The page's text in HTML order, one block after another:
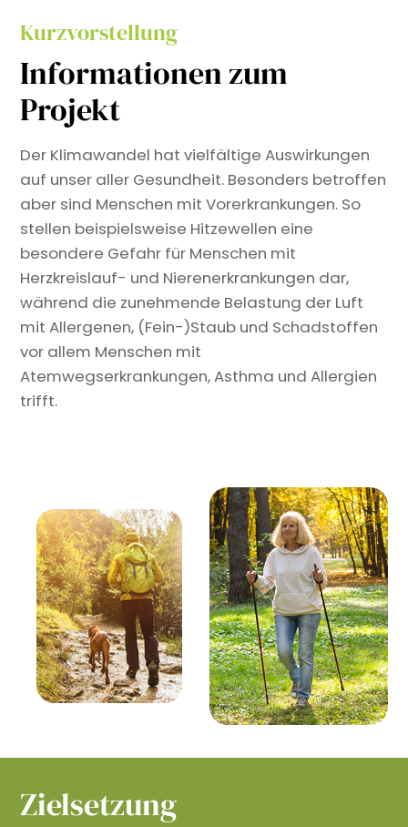
Kurzvorstellung
Informationen zum
Projekt
Der Klimawandel hat vielfältige Auswirkungen
auf unser aller Gesundheit. Besonders betroffen
aber sind Menschen mit Vorerkrankungen. So
stellen beispielsweise Hitzewellen eine
besondere Gefahr für Menschen mit
Herzkreislauf- und Nierenerkrankungen dar,
während die zunehmende Belastung der Luft
mit Allergenen, (Fein-)Staub und Schadstoffen
vor allem Menschen mit
Atemwegserkrankungen, Asthma und Allergien
trifft.
Zielsetzung